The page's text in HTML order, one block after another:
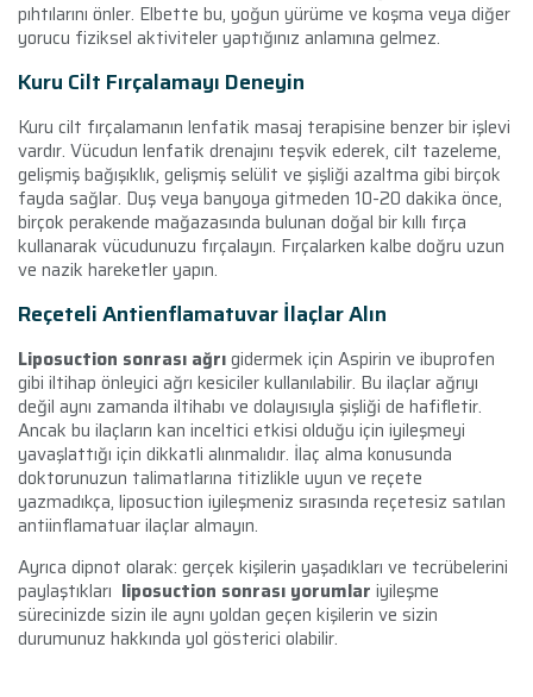
pıhtılarını önler. Elbette bu, yoğun yürüme ve koşma veya diğer
yorucu fiziksel aktiviteler yaptığınız anlamına gelmez.
Kuru Cilt Fırçalamayı Deneyin
Kuru cilt fırçalamanın lenfatik masaj terapisine benzer bir işlevi
vardır. Vücudun lenfatik drenajını teşvik ederek, cilt tazeleme,
gelişmiş bağışıklık, gelişmiş selülit ve şişliği azaltma gibi birçok
fayda sağlar. Duş veya banyoya gitmeden 10-20 dakika önce,
birçok perakende mağazasında bulunan doğal bir kıllı fırça
kullanarak vücudunuzu fırçalayın. Fırçalarken kalbe doğru uzun
ve nazik hareketler yapın.
Reçeteli Antienflamatuvar İlaçlar Alın
Liposuction sonrası ağrıgidermek için Aspirin ve ibuprofen
gibi iltihap önleyici ağrı kesiciler kullanılabilir. Bu ilaçlar ağrıyı
değil aynı zamanda iltihabı ve dolayısıyla şişliği de hafifletir.
Ancak bu ilaçların kan inceltici etkisi olduğu için iyileşmeyi
yavaşlattığı için dikkatli alınmalıdır. İlaç alma konusunda
doktorunuzun talimatlarına titizlikle uyun ve reçete
yazmadıkça, liposuction iyileşmeniz sırasında reçetesiz satılan
antiinflamatuar ilaçlar almayın.
Ayrıca dipnot olarak: gerçek kişilerin yaşadıkları ve tecrübelerini
paylaştıkları liposuction sonrası yorumlar iyileşme
sürecinizde sizin ile aynı yoldan geçen kişilerin ve sizin
durumunuz hakkında yol gösterici olabilir.